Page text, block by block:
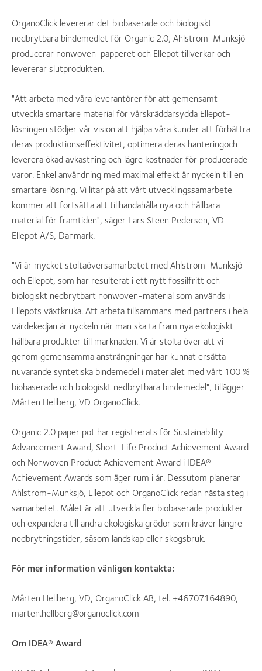
OrganoClick levererar det biobaserade och biologiskt
nedbrytbara bindemedlet för Organic 2.0, Ahlstrom-Munksjö
producerar nonwoven-papperet och Ellepot tillverkar och
levererar slutprodukten.
"Att arbeta med våra leverantörer för att gemensamt
utveckla smartare material för vårskräddarsydda Ellepot-
lösningen stödjer vår vision att hjälpa våra kunder att förbättra
deras produktionseffektivitet, optimera deras hanteringoch
leverera ökad avkastning och lägre kostnader för producerade
varor. Enkel användning med maximal effekt är nyckeln till en
smartare lösning. Vi litar på att vårt utvecklingssamarbete
kommer att fortsätta att tillhandahålla nya och hållbara
material för framtiden", säger Lars Steen Pedersen, VD
Ellepot A/S, Danmark.
"Vi är mycket stoltaöversamarbetet med Ahlstrom-Munksjö
och Ellepot, som har resulterat i ett nytt fossilfritt och
biologiskt nedbrytbart nonwoven-material som används i
Ellepots växtkruka. Att arbeta tillsammans med partners i hela
värdekedjan är nyckeln när man ska ta fram nya ekologiskt
hållbara produkter till marknaden. Vi är stolta över att vi
genom gemensamma ansträngningar har kunnat ersätta
nuvarande syntetiska bindemedel i materialet med vårt 100 %
biobaserade och biologiskt nedbrytbara bindemedel", tillägger
Mårten Hellberg, VD OrganoClick.
Organic 2.0 paper pot har registrerats för Sustainability
Advancement Award, Short-Life Product Achievement Award
och Nonwoven Product Achievement Award i IDEA®
Achievement Awards som äger rum i år. Dessutom planerar
Ahlstrom-Munksjö, Ellepot och OrganoClick redan nästa steg i
samarbetet. Målet är att utveckla fler biobaserade produkter
och expandera till andra ekologiska grödor som kräver längre
nedbrytningstider, såsom landskap eller skogsbruk.
För mer information vänligen kontakta:
Mårten Hellberg, VD, OrganoClick AB, tel. +46707164890,
marten.hellberg@organoclick.com
Om IDEA® Award